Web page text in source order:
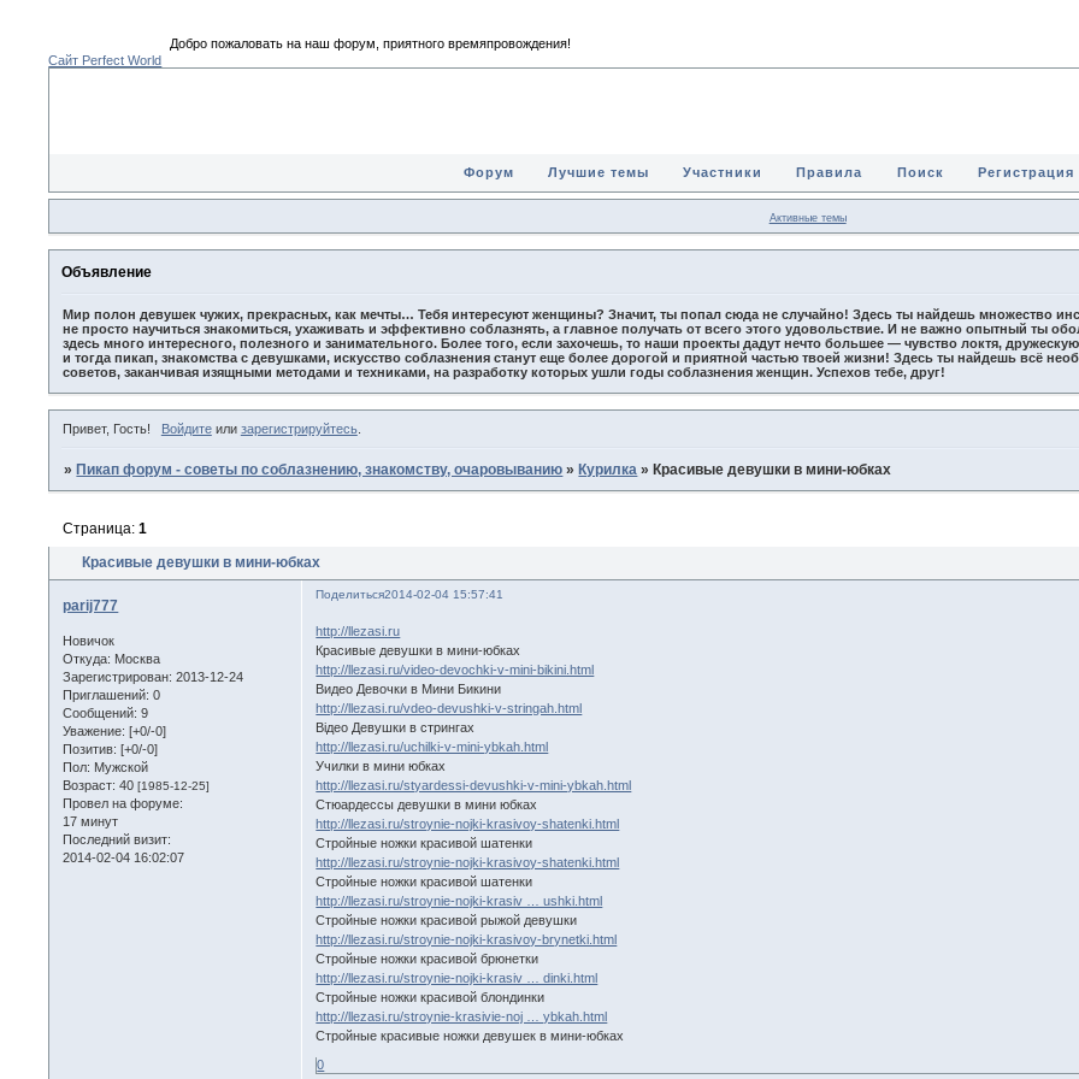
Добро пожаловать на наш форум, приятного времяпровождения!
Сайт Perfect World
Форум Лучшие темы Участники Правила Поиск Регистрация
Активные темы
Объявление
Мир полон девушек чужих, прекрасных, как мечты… Тебя интересуют женщины? Значит, ты попал сюда не случайно! Здесь ты найдешь множество
не просто научиться знакомиться, ухаживать и эффективно соблазнять, а главное получать от всего этого удовольствие. И не важно опытный ты
здесь много интересного, полезного и занимательного. Более того, если захочешь, то наши проекты дадут нечто большее — чувство локтя,
и тогда пикап, знакомства с девушками, искусство соблазнения станут еще более дорогой и приятной частью твоей жизни! Здесь ты найдешь всё
советов, заканчивая изящными методами и техниками, на разработку которых ушли годы соблазнения женщин. Успехов тебе, друг!
Привет, Гость! Войдитеили зарегистрируйтесь.
»Пикап форум - советы по соблазнению, знакомству, очаровыванию »Курилка »Красивые девушки в мини-юбках
Красивые девушки в мини-юбках
Страница:1
Поделиться2014-02-04 15:57:41
parij777
Новичок
Откуда: Москва
Зарегистрирован: 2013-12-24
Приглашений: 0
Сообщений: 9
Уважение: [+0/-0]
Позитив: [+0/-0]
Пол: Мужской
Возраст: 40[1985-12-25]
Провел на форуме:
17 минут
Последний визит:
2014-02-04 16:02:07
http://llezasi.ru
Красивые девушки в мини-юбках
http://llezasi.ru/video-devochki-v-mini-bikini.html
Видео Девочки в Мини Бикини
http://llezasi.ru/vdeo-devushki-v-stringah.html
Відео Девушки в стрингах
http://llezasi.ru/uchilki-v-mini-ybkah.html
Училки в мини юбках
http://llezasi.ru/styardessi-devushki-v-mini-ybkah.html
Стюардессы девушки в мини юбках
http://llezasi.ru/stroynie-nojki-krasivoy-shatenki.html
Стройные ножки красивой шатенки
http://llezasi.ru/stroynie-nojki-krasivoy-shatenki.html
Стройные ножки красивой шатенки
http://llezasi.ru/stroynie-nojki-krasiv … ushki.html
Стройные ножки красивой рыжой девушки
http://llezasi.ru/stroynie-nojki-krasivoy-brynetki.html
Стройные ножки красивой брюнетки
http://llezasi.ru/stroynie-nojki-krasiv … dinki.html
Стройные ножки красивой блондинки
http://llezasi.ru/stroynie-krasivie-noj … ybkah.html
Стройные красивые ножки девушек в мини-юбках
0